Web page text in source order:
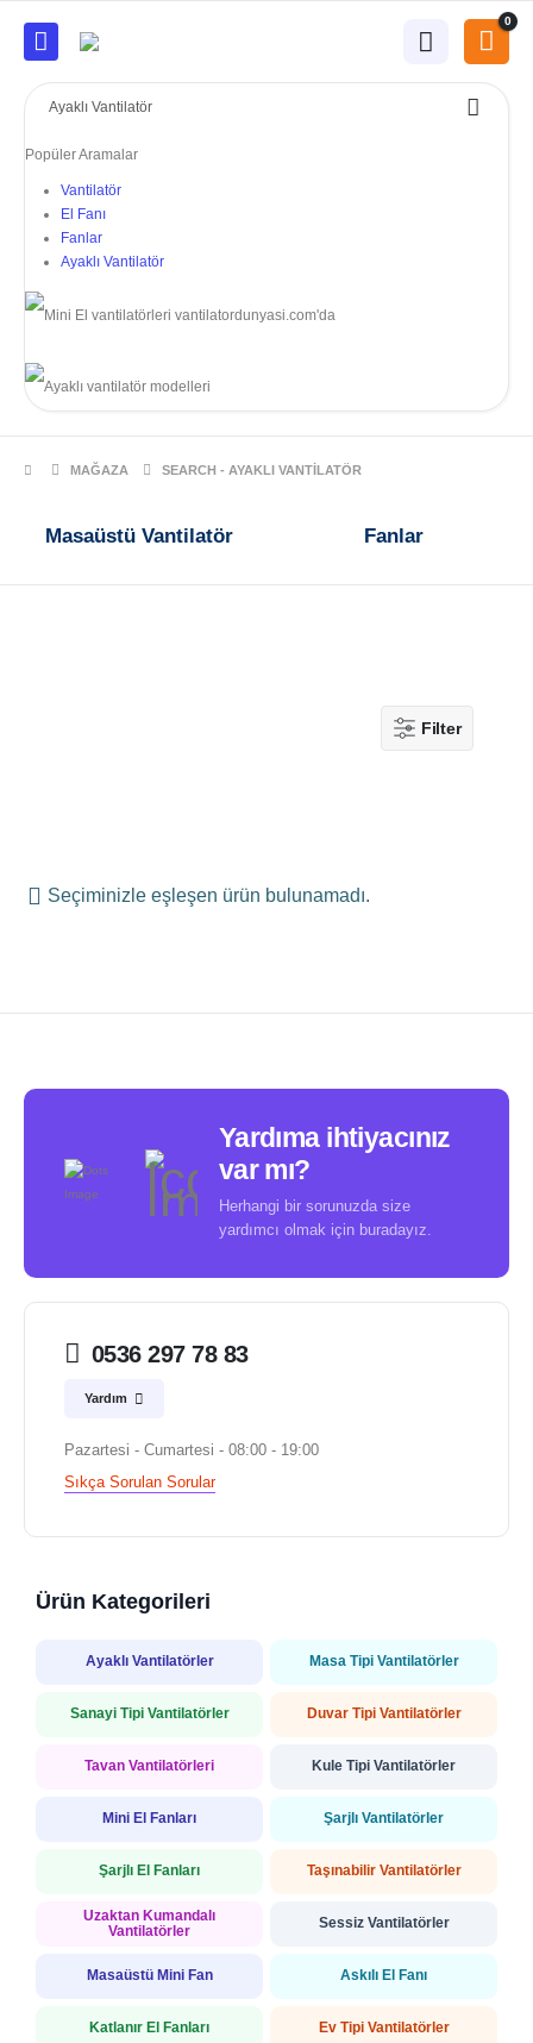
0
Popüler Aramalar
Vantilatör
El Fanı
Fanlar
Ayaklı Vantilatör
MAĞAZA SEARCH - AYAKLI VANTILATÖR
Masaüstü Vantilatör Fanlar
Filter
Seçiminizle eşleşen ürün bulunamadı.
Yardıma ihtiyacınız
var mı?
Herhangi bir sorunuzda size
yardımcı olmak için buradayız.
0536 297 78 83
Yardım
Pazartesi - Cumartesi - 08:00 - 19:00
Sıkça Sorulan Sorular
Ürün Kategorileri
Ayaklı Vantilatörler Masa Tipi Vantilatörler
Sanayi Tipi Vantilatörler Duvar Tipi Vantilatörler
Tavan Vantilatörleri Kule Tipi Vantilatörler
Mini El Fanları Şarjlı Vantilatörler
Şarjlı El Fanları Taşınabilir Vantilatörler
Uzaktan Kumandalı
Vantilatörler
Sessiz Vantilatörler
Masaüstü Mini Fan Askılı El Fanı
Katlanır El Fanları Ev Tipi Vantilatörler